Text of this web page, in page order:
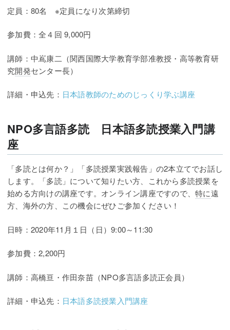
定員：80名 ※定員になり次第締切
参加費：全４回 9,000円
講師：中嶌康二（関西国際大学教育学部准教授・高等教育研
究開発センター長）
詳細・申込先： 日本語教師のためのじっくり学ぶ講座
NPO多言語多読 日本語多読授業入門講
座
「多読とは何か？」「多読授業実践報告」の2本立てでお話し
します。「多読」について知りたい方、これから多読授業を
始める方向けの講座です。オンライン講座ですので、 特に遠
方、海外の方、この機会にぜひご参加ください！
日時：2020年11月１日（日）9:00～11:30
参加費：2,200円
講師：高橋亘・作田奈苗（NPO多言語多読正会員）
詳細・申込先： 日本語多読授業入門講座